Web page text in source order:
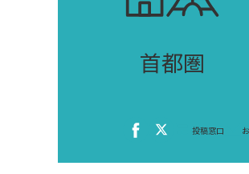
首都圏
投稿窓口